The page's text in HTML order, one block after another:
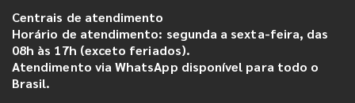
Centrais de atendimento
Horário de atendimento: segunda a sexta-feira, das
08h às 17h (exceto feriados).
Atendimento via WhatsApp disponível para todo o
Brasil.